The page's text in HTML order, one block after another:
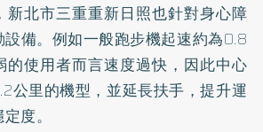
新北市三重重新日照也針對身心障
備。例如一般跑步機起速約為0.8
的使用者而言速度過快，因此中心
公里的機型，並延長扶手，提升運
度。